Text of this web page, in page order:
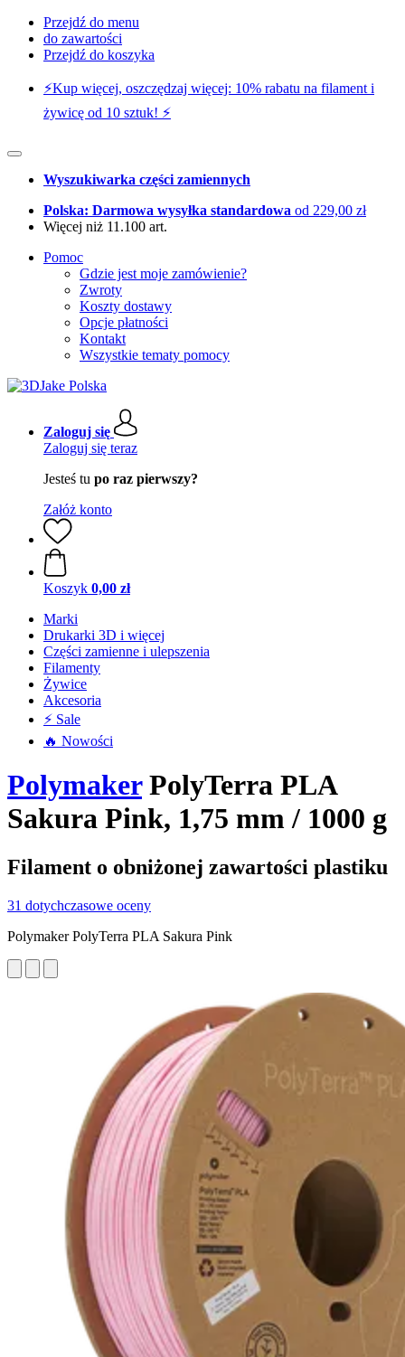
Przejdź do menu
do zawartości
Przejdź do koszyka
⚡️Kup więcej, oszczędzaj więcej: 10% rabatu na filament i
żywicę od 10 sztuk! ⚡️
Wyszukiwarka części zamiennych
Polska: Darmowa wysyłka standardowa od 229,00 zł
Więcej niż 11.100 art.
Pomoc
Gdzie jest moje zamówienie?
Zwroty
Koszty dostawy
Opcje płatności
Kontakt
Wszystkie tematy pomocy
Zaloguj się
Zaloguj się teraz
Jesteś tu po raz pierwszy?
Załóż konto
Koszyk 0,00 zł
Marki
Drukarki 3D i więcej
Części zamienne i ulepszenia
Filamenty
Żywice
Akcesoria
⚡ Sale
🔥 Nowości
PolymakerPolyTerra PLA
Sakura Pink, 1,75 mm / 1000 g
Filament o obniżonej zawartości plastiku
31 dotychczasowe oceny
Polymaker PolyTerra PLA Sakura Pink